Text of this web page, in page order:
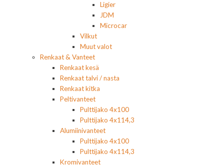
Ligier
JDM
Microcar
Vilkut
Muut valot
Renkaat & Vanteet
Renkaat kesä
Renkaat talvi / nasta
Renkaat kitka
Peltivanteet
Pulttijako 4x100
Pulttijako 4x114,3
Alumiinivanteet
Pulttijako 4x100
Pulttijako 4x114,3
Kromivanteet